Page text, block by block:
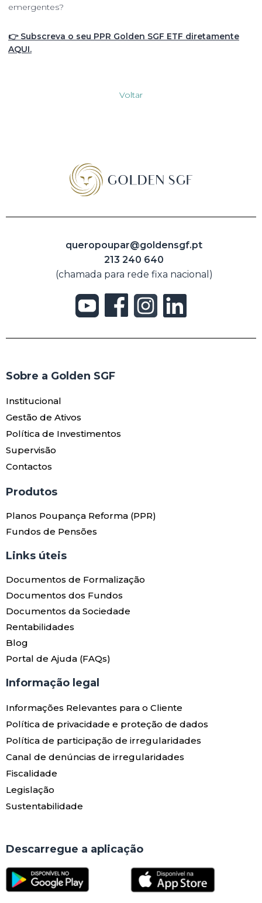
emergentes?
👉 Subscreva o seu PPR Golden SGF ETF diretamente
AQUI.
Voltar
queropoupar@goldensgf.pt
213 240 640
(chamada para rede fixa nacional)
Sobre a Golden SGF
Institucional
Gestão de Ativos
Política de Investimentos
Supervisão
Contactos
Produtos​
Planos Poupança Reforma (PPR)
Fundos de Pensões
Links úteis​
Documentos de Formalização
Documentos dos Fundos
Documentos da Sociedade
Rentabilidades
Blog
Portal de Ajuda (FAQs)
Informação legal
Informações Relevantes para o Cliente
Política de privacidade e proteção de dados
Política de participação de irregularidades
Canal de denúncias de irregularidades
Fiscalidade
Legislação
Sustentabilidade
Descarregue a aplicação